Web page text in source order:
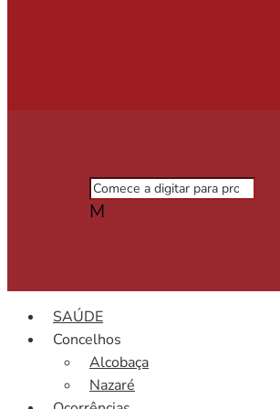
M
SAÚDE
Concelhos
Alcobaça
Nazaré